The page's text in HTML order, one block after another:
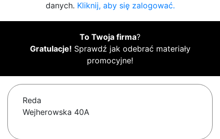
danych. Kliknij, aby się zalogować.
To Twoja firma?
Gratulacje! Sprawdź jak odebrać materiały
promocyjne!
Reda
Wejherowska 40A